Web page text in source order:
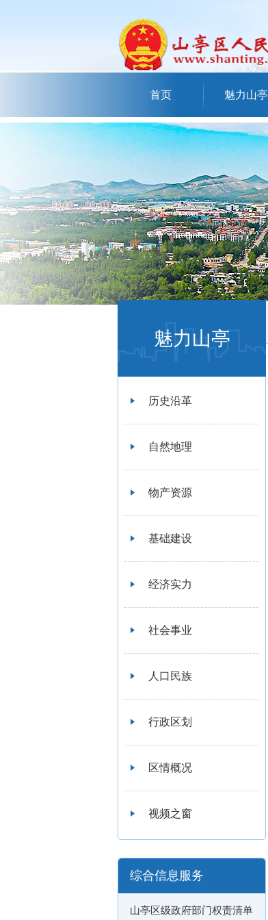
首页 魅力山亭
魅力山亭
历史沿革
自然地理
物产资源
基础建设
经济实力
社会事业
人口民族
行政区划
区情概况
视频之窗
综合信息服务
山亭区级政府部门权责清单